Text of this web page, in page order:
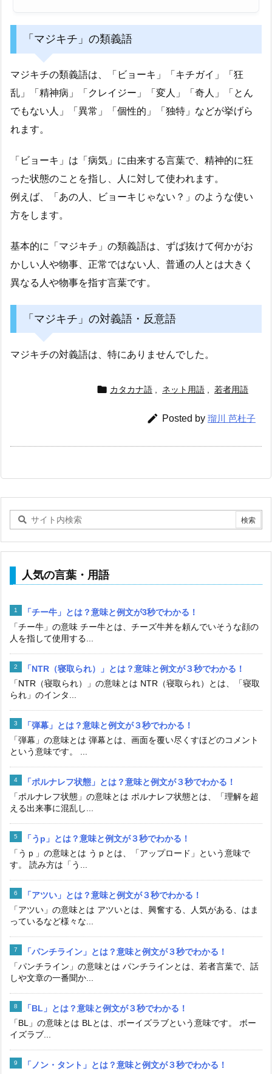
「マジキチ」の類義語
マジキチの類義語は、「ビョーキ」「キチガイ」「狂
乱」「精神病」「クレイジー」「変人」「奇人」「とん
でもない人」「異常」「個性的」「独特」などが挙げら
れます。
「ビョーキ」は「病気」に由来する言葉で、精神的に狂
った状態のことを指し、人に対して使われます。
例えば、「あの人、ビョーキじゃない？」のような使い
方をします。
基本的に「マジキチ」の類義語は、ずば抜けて何かがお
かしい人や物事、正常ではない人、普通の人とは大きく
異なる人や物事を指す言葉です。
「マジキチ」の対義語・反意語
マジキチの対義語は、特にありませんでした。
 カタカナ語 , ネット用語 , 若者用語
 Posted by 瑠川 芭杜子
人気の言葉・用語
「チー牛」とは？意味と例文が3秒でわかる！
「チー牛」の意味 チー牛とは、チーズ牛丼を頼んでいそうな顔の
人を指して使用する...
「NTR（寝取られ）」とは？意味と例文が３秒でわかる！
「NTR（寝取られ）」の意味とは NTR（寝取られ）とは、「寝取
られ」のインタ...
「弾幕」とは？意味と例文が３秒でわかる！
「弾幕」の意味とは 弾幕とは、画面を覆い尽くすほどのコメント
という意味です。 ...
「ポルナレフ状態」とは？意味と例文が３秒でわかる！
「ポルナレフ状態」の意味とは ポルナレフ状態とは、「理解を超
える出来事に混乱し...
「うp」とは？意味と例文が３秒でわかる！
「うｐ」の意味とは うｐとは、「アップロード」という意味で
す。 読み方は「う...
「アツい」とは？意味と例文が３秒でわかる！
「アツい」の意味とは アツいとは、興奮する、人気がある、はま
っているなど様々な...
「パンチライン」とは？意味と例文が３秒でわかる！
「パンチライン」の意味とは パンチラインとは、若者言葉で、話
しや文章の一番聞か...
「BL」とは？意味と例文が３秒でわかる！
「BL」の意味とは BLとは、ボーイズラブという意味です。 ボー
イズラブ...
「ノン・タント」とは？意味と例文が３秒でわかる！